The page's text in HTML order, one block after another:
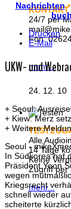
KONTAKT
24/7 per
Fon:
mehr...
Alle
14 Tage
Keine
Zugriff per
mehr...
Nachrichten•
Drucken
E-Mail
UKW- und
24. 12. 10
+ Seoul:
+ Kiew: Merz
+ Weitere
Seoul -
In Südkorea hat
Präsident Yoon
wegen
Kriegsrecht
schnell wieder
scheiterte